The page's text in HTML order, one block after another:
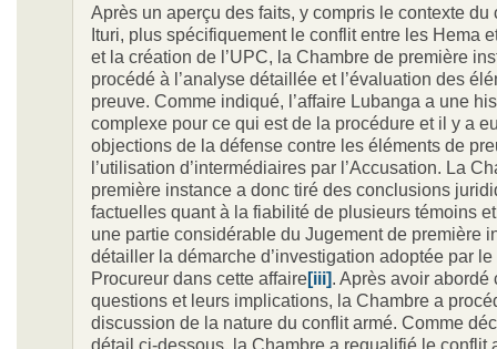
Après un aperçu des faits, y compris le contexte du
Ituri, plus spécifiquement le conflit entre les Hema
et la création de l’UPC, la Chambre de première
procédé à l’analyse détaillée et l’évaluation des
preuve. Comme indiqué, l’affaire Lubanga a une
complexe pour ce qui est de la procédure et il y a
objections de la défense contre les éléments de
l’utilisation d’intermédiaires par l’Accusation. La
première instance a donc tiré des conclusions
factuelles quant à la fiabilité de plusieurs témoins
une partie considérable du Jugement de première
détailler la démarche d’investigation adoptée par
Procureur dans cette affaire[iii] . Après avoir abordé
questions et leurs implications, la Chambre a
discussion de la nature du conflit armé. Comme
détail ci-dessous, la Chambre a requalifié le conflit